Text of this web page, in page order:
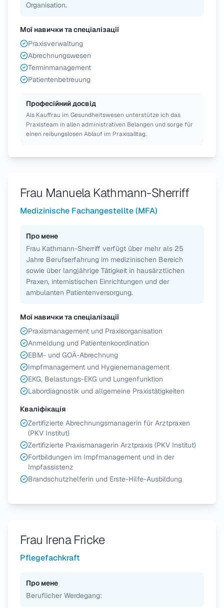
Organisation.
Мої навички та спеціалізації
Praxisverwaltung
Abrechnungswesen
Terminmanagement
Patientenbetreuung
Професійний досвід
Als Kauffrau im Gesundheitswesen unterstütze ich das
Praxisteam in allen administrativen Belangen und sorge für
einen reibungslosen Ablauf im Praxisalltag.
Frau Manuela Kathmann-Sherriff
Medizinische Fachangestellte (MFA)
Про мене
Frau Kathmann-Sherriff verfügt über mehr als 25
Jahre Berufserfahrung im medizinischen Bereich
sowie über langjährige Tätigkeit in hausärztlichen
Praxen, internistischen Einrichtungen und der
ambulanten Patientenversorgung.
Мої навички та спеціалізації
Praxismanagement und Praxisorganisation
Anmeldung und Patientenkoordination
EBM- und GOÄ-Abrechnung
Impfmanagement und Hygienemanagement
EKG, Belastungs-EKG und Lungenfunktion
Labordiagnostik und allgemeine Praxistätigkeiten
Кваліфікація
Zertifizierte Abrechnungsmanagerin für Arztpraxen
(PKV Institut)
Zertifizierte Praxismanagerin Arztpraxis (PKV Institut)
Fortbildungen im Impfmanagement und in der
Impfassistenz
Brandschutzhelferin und Erste-Hilfe-Ausbildung
Frau Irena Fricke
Pflegefachkraft
Про мене
Beruflicher Werdegang: